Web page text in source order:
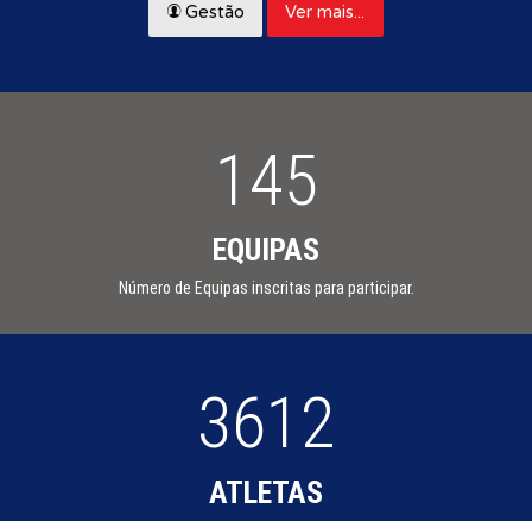
Gestão Ver mais...
145
EQUIPAS
Número de Equipas inscritas para participar.
3612
ATLETAS